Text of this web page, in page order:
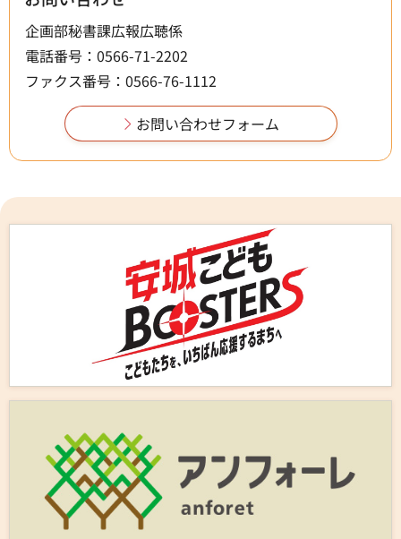
企画部秘書課広報広聴係
電話番号：0566-71-2202
ファクス番号：0566-76-1112